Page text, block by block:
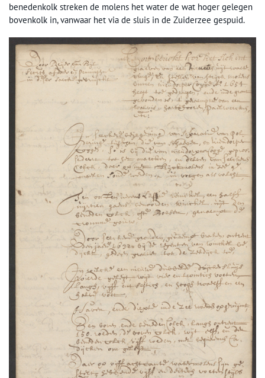
benedenkolk streken de molens het water de wat hoger gelegen
bovenkolk in, vanwaar het via de sluis in de Zuiderzee gespuid.